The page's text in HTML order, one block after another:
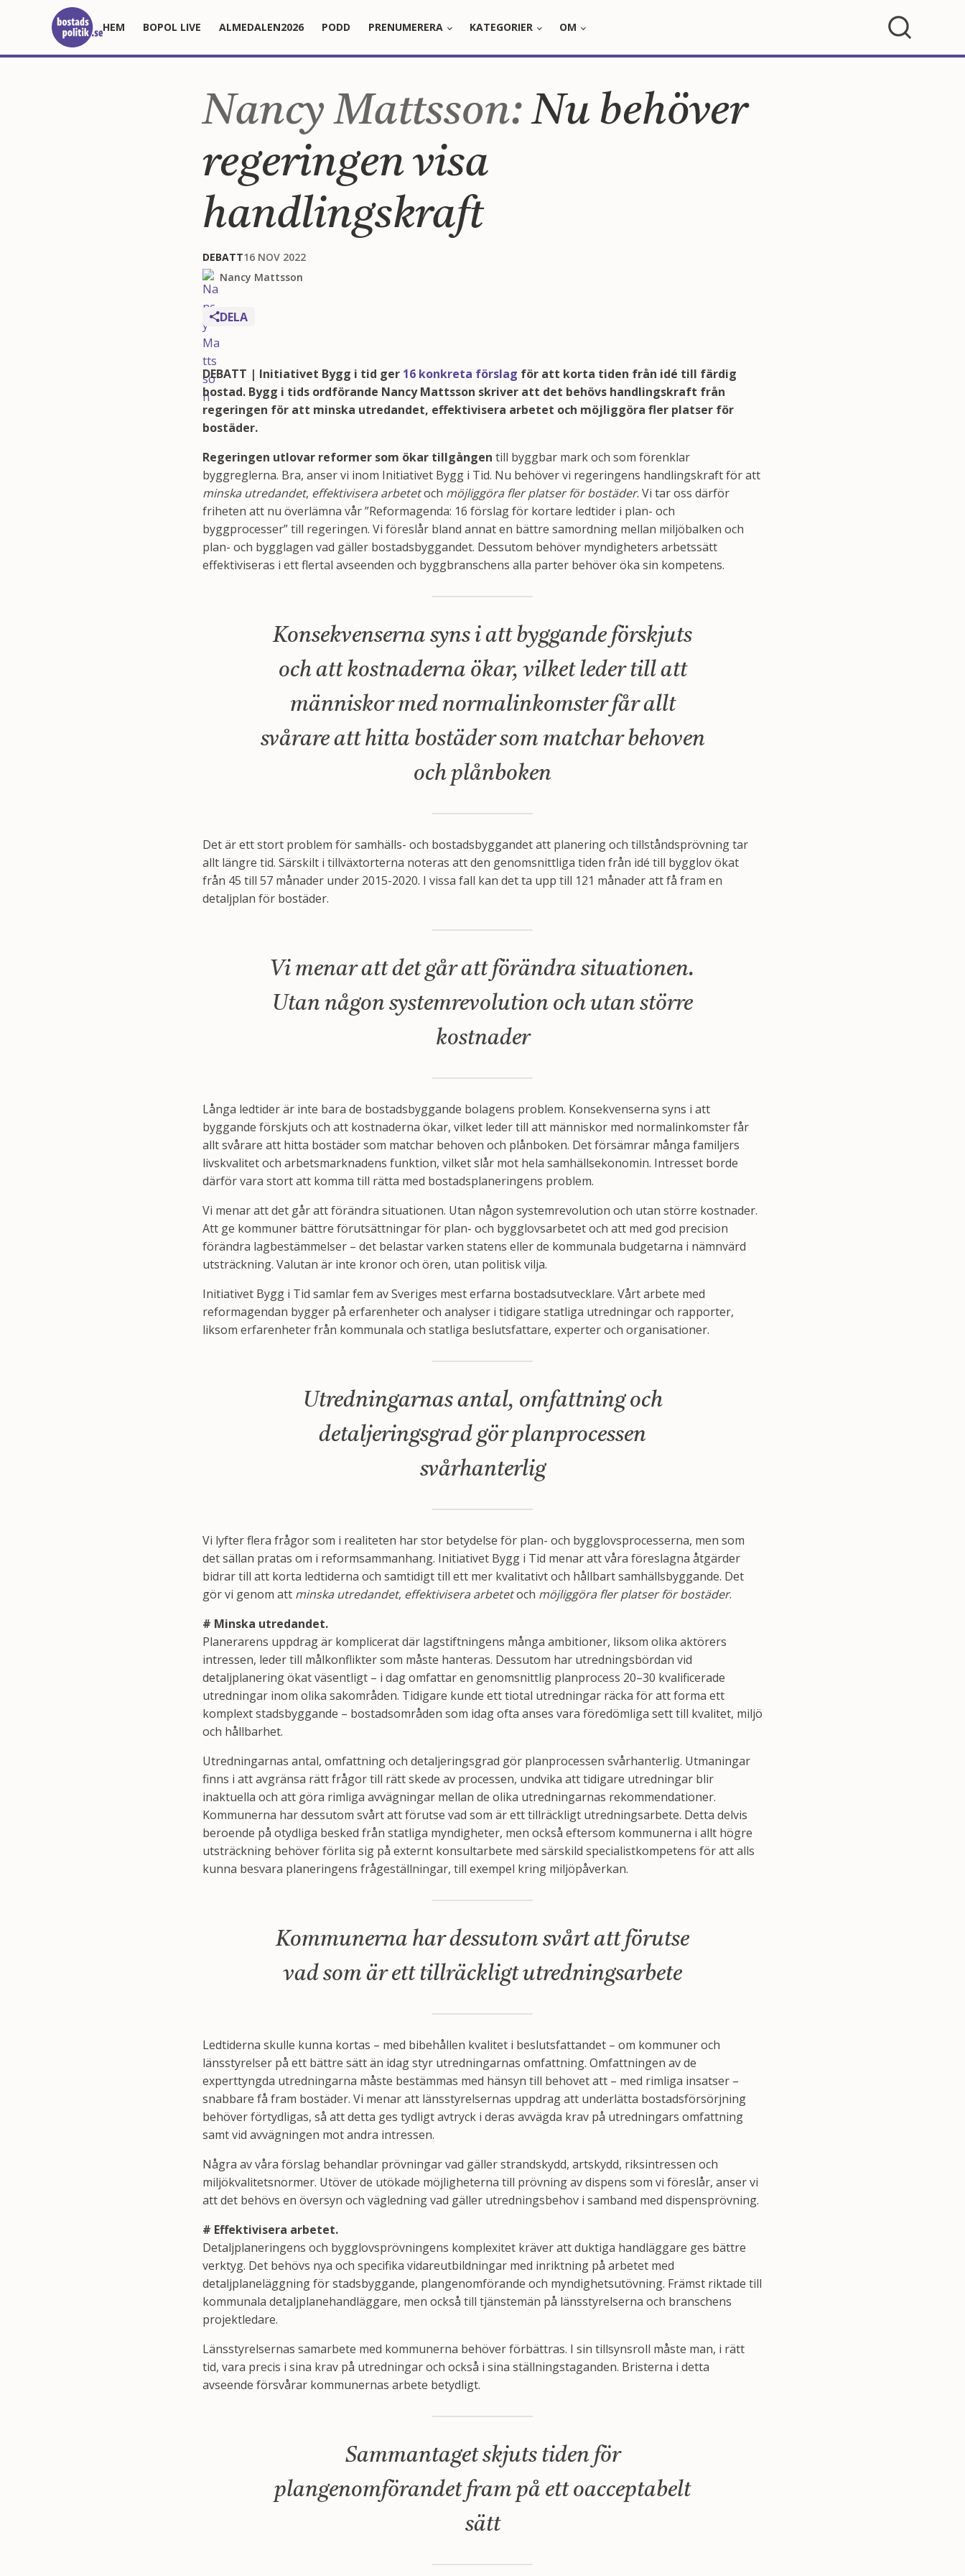
HEM BOPOL LIVE ALMEDALEN2026 PODD PRENUMERERA KATEGORIER OM
Nancy Mattsson: Nu behöver
regeringen visa
handlingskraft
DEBATT16 NOV 2022
Nancy Mattsson
DELA
DEBATT | Initiativet Bygg i tid ger 16 konkreta förslag för att korta tiden från idé till färdig
bostad. Bygg i tids ordförande Nancy Mattsson skriver att det behövs handlingskraft från
regeringen för att minska utredandet, effektivisera arbetet och möjliggöra fler platser för
bostäder.
Regeringen utlovar reformer som ökar tillgången till byggbar mark och som förenklar
byggreglerna. Bra, anser vi inom Initiativet Bygg i Tid. Nu behöver vi regeringens handlingskraft för att
minska utredandet, effektivisera arbetetoch möjliggöra fler platser för bostäder. Vi tar oss därför
friheten att nu överlämna vår ”Reformagenda: 16 förslag för kortare ledtider i plan- och
byggprocesser” till regeringen. Vi föreslår bland annat en bättre samordning mellan miljöbalken och
plan- och bygglagen vad gäller bostadsbyggandet. Dessutom behöver myndigheters arbetssätt
effektiviseras i ett flertal avseenden och byggbranschens alla parter behöver öka sin kompetens.
Konsekvenserna syns i att byggande förskjuts
och att kostnaderna ökar, vilket leder till att
människor med normalinkomster får allt
svårare att hitta bostäder som matchar behoven
och plånboken
Det är ett stort problem för samhälls- och bostadsbyggandet att planering och tillståndsprövning tar
allt längre tid. Särskilt i tillväxtorterna noteras att den genomsnittliga tiden från idé till bygglov ökat
från 45 till 57 månader under 2015-2020. I vissa fall kan det ta upp till 121 månader att få fram en
detaljplan för bostäder.
Vi menar att det går att förändra situationen.
Utan någon systemrevolution och utan större
kostnader
Långa ledtider är inte bara de bostadsbyggande bolagens problem. Konsekvenserna syns i att
byggande förskjuts och att kostnaderna ökar, vilket leder till att människor med normalinkomster får
allt svårare att hitta bostäder som matchar behoven och plånboken. Det försämrar många familjers
livskvalitet och arbetsmarknadens funktion, vilket slår mot hela samhällsekonomin. Intresset borde
därför vara stort att komma till rätta med bostadsplaneringens problem.
Vi menar att det går att förändra situationen. Utan någon systemrevolution och utan större kostnader.
Att ge kommuner bättre förutsättningar för plan- och bygglovsarbetet och att med god precision
förändra lagbestämmelser – det belastar varken statens eller de kommunala budgetarna i nämnvärd
utsträckning. Valutan är inte kronor och ören, utan politisk vilja.
Initiativet Bygg i Tid samlar fem av Sveriges mest erfarna bostadsutvecklare. Vårt arbete med
reformagendan bygger på erfarenheter och analyser i tidigare statliga utredningar och rapporter,
liksom erfarenheter från kommunala och statliga beslutsfattare, experter och organisationer.
Utredningarnas antal, omfattning och
detaljeringsgrad gör planprocessen
svårhanterlig
Vi lyfter flera frågor som i realiteten har stor betydelse för plan- och bygglovsprocesserna, men som
det sällan pratas om i reformsammanhang. Initiativet Bygg i Tid menar att våra föreslagna åtgärder
bidrar till att korta ledtiderna och samtidigt till ett mer kvalitativt och hållbart samhällsbyggande. Det
gör vi genom att minska utredandet, effektivisera arbetetoch möjliggöra fler platser för bostäder.
# Minska utredandet.
Planerarens uppdrag är komplicerat där lagstiftningens många ambitioner, liksom olika aktörers
intressen, leder till målkonflikter som måste hanteras. Dessutom har utredningsbördan vid
detaljplanering ökat väsentligt – i dag omfattar en genomsnittlig planprocess 20–30 kvalificerade
utredningar inom olika sakområden. Tidigare kunde ett tiotal utredningar räcka för att forma ett
komplext stadsbyggande – bostadsområden som idag ofta anses vara föredömliga sett till kvalitet, miljö
och hållbarhet.
Utredningarnas antal, omfattning och detaljeringsgrad gör planprocessen svårhanterlig. Utmaningar
finns i att avgränsa rätt frågor till rätt skede av processen, undvika att tidigare utredningar blir
inaktuella och att göra rimliga avvägningar mellan de olika utredningarnas rekommendationer.
Kommunerna har dessutom svårt att förutse vad som är ett tillräckligt utredningsarbete. Detta delvis
beroende på otydliga besked från statliga myndigheter, men också eftersom kommunerna i allt högre
utsträckning behöver förlita sig på externt konsultarbete med särskild specialistkompetens för att alls
kunna besvara planeringens frågeställningar, till exempel kring miljöpåverkan.
Kommunerna har dessutom svårt att förutse
vad som är ett tillräckligt utredningsarbete
Ledtiderna skulle kunna kortas – med bibehållen kvalitet i beslutsfattandet – om kommuner och
länsstyrelser på ett bättre sätt än idag styr utredningarnas omfattning. Omfattningen av de
experttyngda utredningarna måste bestämmas med hänsyn till behovet att – med rimliga insatser –
snabbare få fram bostäder. Vi menar att länsstyrelsernas uppdrag att underlätta bostadsförsörjning
behöver förtydligas, så att detta ges tydligt avtryck i deras avvägda krav på utredningars omfattning
samt vid avvägningen mot andra intressen.
Några av våra förslag behandlar prövningar vad gäller strandskydd, artskydd, riksintressen och
miljökvalitetsnormer. Utöver de utökade möjligheterna till prövning av dispens som vi föreslår, anser vi
att det behövs en översyn och vägledning vad gäller utredningsbehov i samband med dispensprövning.
# Effektivisera arbetet.
Detaljplaneringens och bygglovsprövningens komplexitet kräver att duktiga handläggare ges bättre
verktyg. Det behövs nya och specifika vidareutbildningar med inriktning på arbetet med
detaljplaneläggning för stadsbyggande, plangenomförande och myndighetsutövning. Främst riktade till
kommunala detaljplanehandläggare, men också till tjänstemän på länsstyrelserna och branschens
projektledare.
Länsstyrelsernas samarbete med kommunerna behöver förbättras. I sin tillsynsroll måste man, i rätt
tid, vara precis i sina krav på utredningar och också i sina ställningstaganden. Bristerna i detta
avseende försvårar kommunernas arbete betydligt.
Sammantaget skjuts tiden för
plangenomförandet fram på ett oacceptabelt
sätt